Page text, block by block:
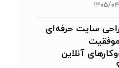
۰۴/۲۳
سایت حرفه‌ای
آنلاین